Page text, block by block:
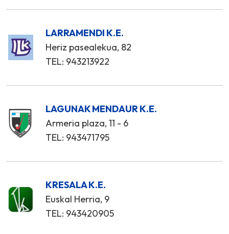
LARRAMENDI K.E.
Heriz pasealekua, 82
TEL: 943213922
LAGUNAK MENDAUR K.E.
Armeria plaza, 11 - 6
TEL: 943471795
KRESALA K.E.
Euskal Herria, 9
TEL: 943420905